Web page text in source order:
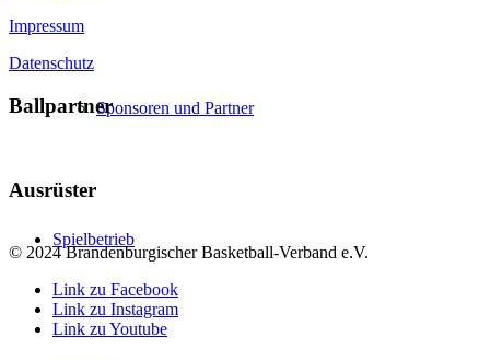
Sponsoren und Partner
Spielbetrieb
Impressum
Datenschutz
Ballpartner
Ausrüster
© 2024 Brandenburgischer Basketball-Verband e.V.
Link zu Facebook
Link zu Instagram
Link zu Youtube